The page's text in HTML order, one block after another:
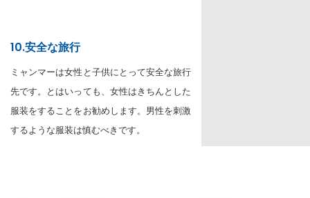
10.安全な旅行
ミャンマーは女性と子供にとって安全な旅行
先です。とはいっても、女性はきちんとした
服装をすることをお勧めします。男性を刺激
するような服装は慎むべきです。